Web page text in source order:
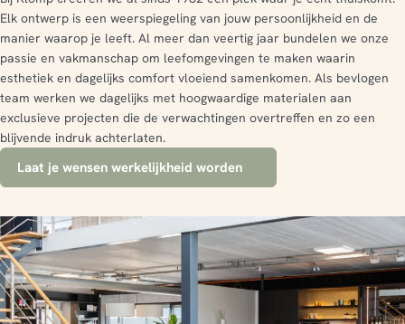
Elk ontwerp is een weerspiegeling van jouw persoonlijkheid en de
manier waarop je leeft. Al meer dan veertig jaar bundelen we onze
passie en vakmanschap om leefomgevingen te maken waarin
esthetiek en dagelijks comfort vloeiend samenkomen. Als bevlogen
team werken we dagelijks met hoogwaardige materialen aan
exclusieve projecten die de verwachtingen overtreffen en zo een
blijvende indruk achterlaten.
Laat je wensen werkelijkheid worden